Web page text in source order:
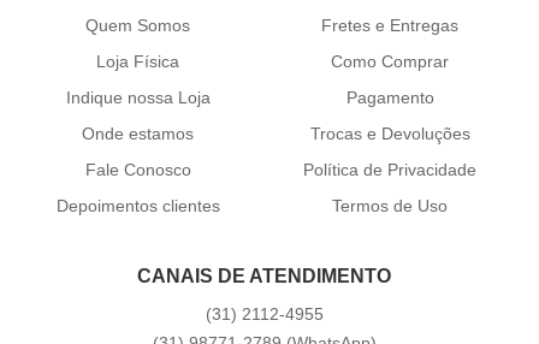
Quem Somos
Loja Física
Indique nossa Loja
Onde estamos
Fale Conosco
Depoimentos clientes
Fretes e Entregas
Como Comprar
Pagamento
Trocas e Devoluções
Política de Privacidade
Termos de Uso
CANAIS DE ATENDIMENTO
(31) 2112-4955